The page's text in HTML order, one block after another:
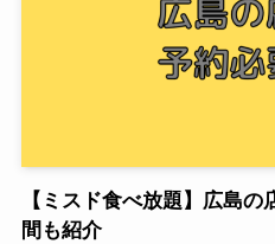
【ミスド食べ放題】広島
間も紹介